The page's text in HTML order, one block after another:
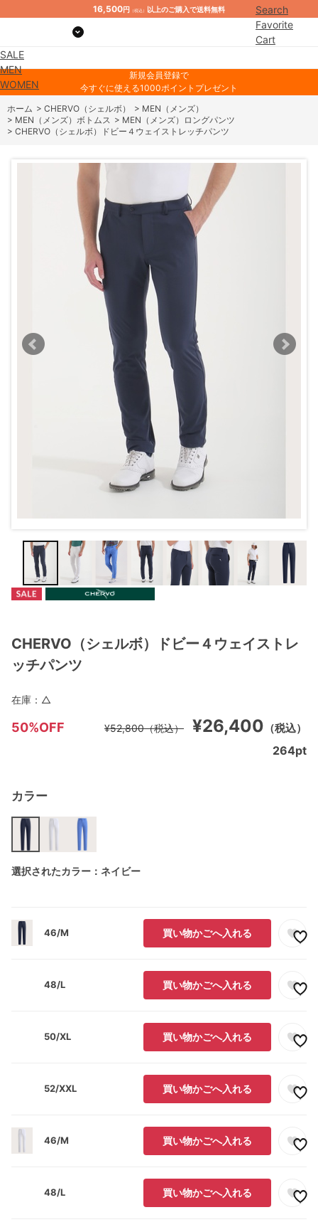
16,500円 （税込） 以上のご購入で送料無料
Search
Favorite
Cart
SALE
MEN
WOMEN
新規会員登録で
今すぐに使える1000ポイントプレゼント
ホーム > CHERVO（シェルボ） > MEN（メンズ）
> MEN（メンズ）ボトムス > MEN（メンズ）ロングパンツ
> CHERVO（シェルボ）ドビー４ウェイストレッチパンツ
CHERVO（シェルボ）ドビー４ウェイストレ
ッチパンツ
50%OFF ¥26,400 （税込）
¥52,800（税込）
カラー
選択されたカラー：ネイビー
46/M 買い物かごへ入れる
48/L 買い物かごへ入れる
50/XL 買い物かごへ入れる
52/XXL 買い物かごへ入れる
46/M 買い物かごへ入れる
48/L 買い物かごへ入れる
在庫： △
264pt